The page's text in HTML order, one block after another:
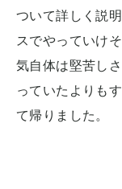
ついて詳しく説
スでやっていけ
気自体は堅苦し
っていたよりも
て帰りました。